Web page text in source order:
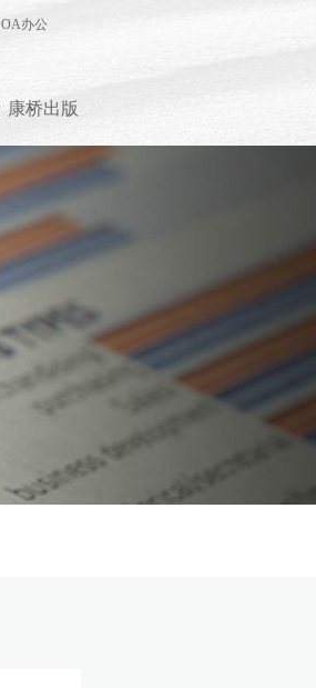
OA办公
康桥出版